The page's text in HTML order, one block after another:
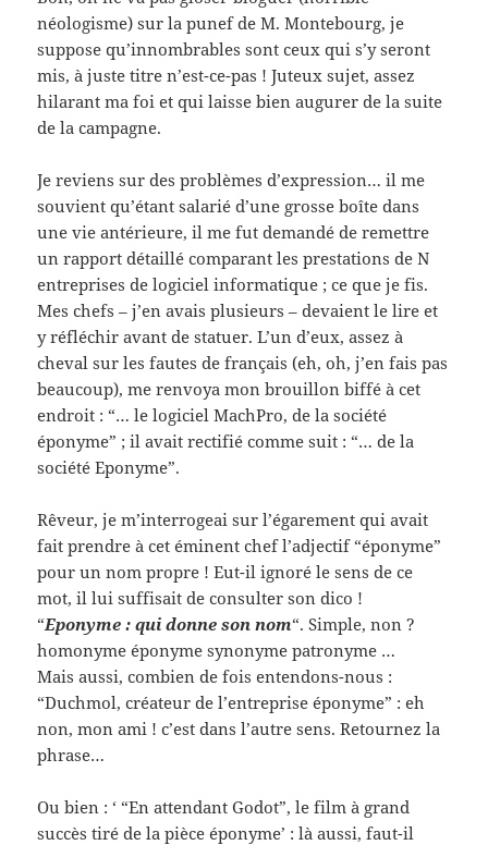
néologisme) sur la punef de M. Montebourg, je
suppose qu’innombrables sont ceux qui s’y seront
mis, à juste titre n’est-ce-pas ! Juteux sujet, assez
hilarant ma foi et qui laisse bien augurer de la suite
de la campagne.
Je reviens sur des problèmes d’expression… il me
souvient qu’étant salarié d’une grosse boîte dans
une vie antérieure, il me fut demandé de remettre
un rapport détaillé comparant les prestations de N
entreprises de logiciel informatique ; ce que je fis.
Mes chefs – j’en avais plusieurs – devaient le lire et
y réfléchir avant de statuer. L’un d’eux, assez à
cheval sur les fautes de français (eh, oh, j’en fais pas
beaucoup), me renvoya mon brouillon biffé à cet
endroit : “… le logiciel MachPro, de la société
éponyme” ; il avait rectifié comme suit : “… de la
société Eponyme”.
Rêveur, je m’interrogeai sur l’égarement qui avait
fait prendre à cet éminent chef l’adjectif “éponyme”
pour un nom propre ! Eut-il ignoré le sens de ce
mot, il lui suffisait de consulter son dico !
“Eponyme : qui donne son nom“. Simple, non ?
homonyme éponyme synonyme patronyme …
Mais aussi, combien de fois entendons-nous :
“Duchmol, créateur de l’entreprise éponyme” : eh
non, mon ami ! c’est dans l’autre sens. Retournez la
phrase…
Ou bien : ‘ “En attendant Godot”, le film à grand
succès tiré de la pièce éponyme’ : là aussi, faut-il